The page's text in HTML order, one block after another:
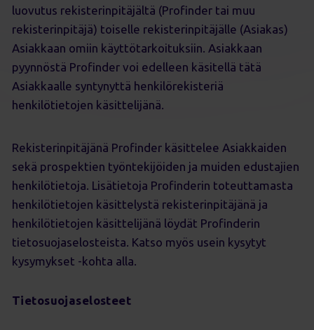
luovutus rekisterinpitäjältä (Profinder tai muu
rekisterinpitäjä) toiselle rekisterinpitäjälle (Asiakas)
Asiakkaan omiin käyttötarkoituksiin. Asiakkaan
pyynnöstä Profinder voi edelleen käsitellä tätä
Asiakkaalle syntynyttä henkilörekisteriä
henkilötietojen käsittelijänä.
Rekisterinpitäjänä Profinder käsittelee Asiakkaiden
sekä prospektien työntekijöiden ja muiden edustajien
henkilötietoja. Lisätietoja Profinderin toteuttamasta
henkilötietojen käsittelystä rekisterinpitäjänä ja
henkilötietojen käsittelijänä löydät Profinderin
tietosuojaselosteista. Katso myös usein kysytyt
kysymykset -kohta alla.
Tietosuojaselosteet